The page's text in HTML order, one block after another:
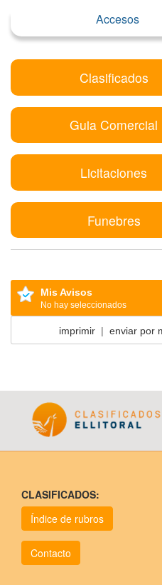
Accesos
Clasificados
Guia Comercial
Licitaciones
Funebres
Mis Avisos
No hay seleccionados
imprimir| enviar por
CLASIFICADOS:
Índice de rubros
Contacto